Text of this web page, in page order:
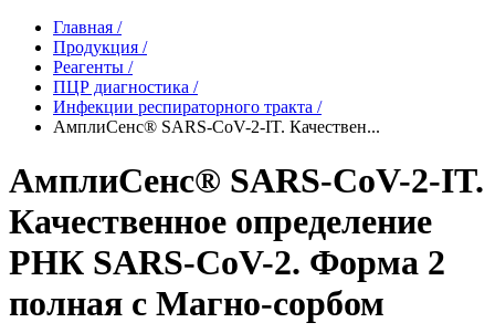
Главная /
Продукция /
Реагенты /
ПЦР диагностика /
Инфекции респираторного тракта /
АмплиСенс® SARS-CoV-2-IT. Качествен...
АмплиСенс® SARS-CoV-2-IT.
Качественное определение
РНК SARS-CoV-2. Форма 2
полная с Магно-сорбом